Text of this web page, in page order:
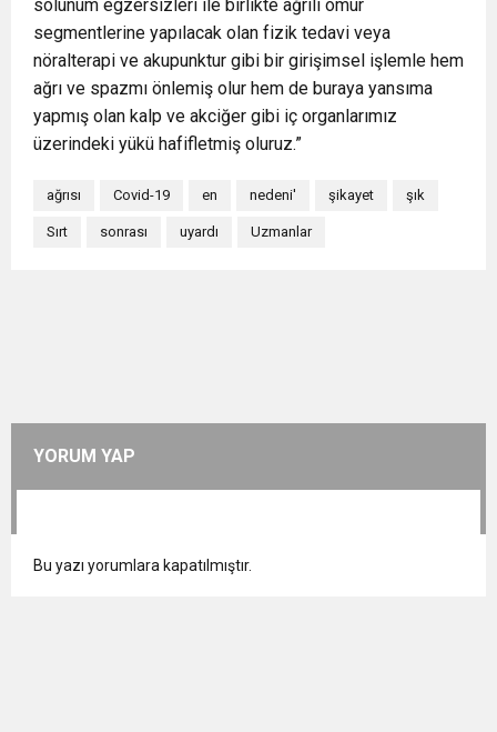
solunum egzersizleri ile birlikte ağrılı omur
segmentlerine yapılacak olan fizik tedavi veya
nöralterapi ve akupunktur gibi bir girişimsel işlemle hem
ağrı ve spazmı önlemiş olur hem de buraya yansıma
yapmış olan kalp ve akciğer gibi iç organlarımız
üzerindeki yükü hafifletmiş oluruz.”
ağrısı Covid-19 en nedeni' şikayet şık
Sırt sonrası uyardı Uzmanlar
YORUM YAP
Bu yazı yorumlara kapatılmıştır.